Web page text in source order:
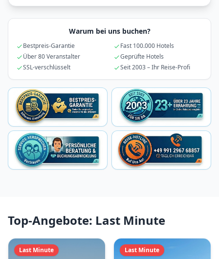
Warum bei uns buchen?
Bestpreis-Garantie
Fast 100.000 Hotels
Über 80 Veranstalter
Geprüfte Hotels
SSL-verschlüsselt
Seit 2003 – Ihr Reise-Profi
Top-Angebote: Last Minute
Last Minute Last Minute